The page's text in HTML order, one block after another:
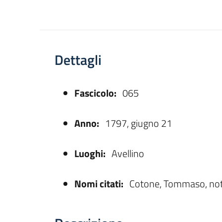
Dettagli
Fascicolo: 065
Anno: 1797, giugno 21
Luoghi: Avellino
Nomi citati: Cotone, Tommaso,